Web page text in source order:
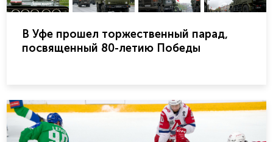
В Уфе прошел торжественный парад,
посвященный 80-летию Победы